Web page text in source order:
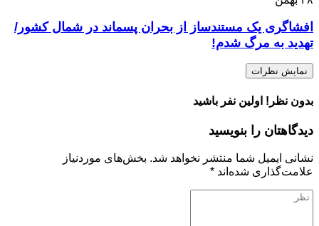
افشاگری یک مستندساز از بحران پسماند در شمال کشور/
تهدید به مرگ شدم!
نمایش نظرات
بدون نظر! اولین نفر باشید
دیدگاهتان را بنویسید
نشانی ایمیل شما منتشر نخواهد شد. بخش‌های موردنیاز
علامت‌گذاری شده‌اند *